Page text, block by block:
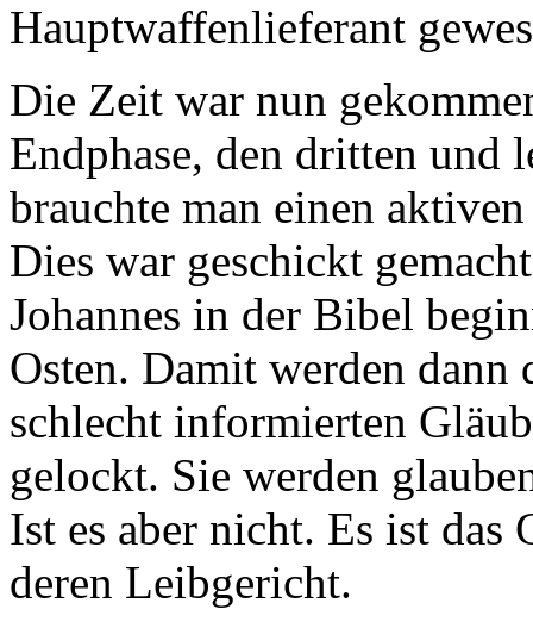
Hauptwaffenlieferant
Die Zeit war nun
Endphase, den dritten und
brauchte man einen
Dies war geschickt
Johannes in der Bibel
Osten. Damit werden
schlecht informierten
gelockt. Sie werden
Ist es aber nicht. Es ist
deren Leibgericht.